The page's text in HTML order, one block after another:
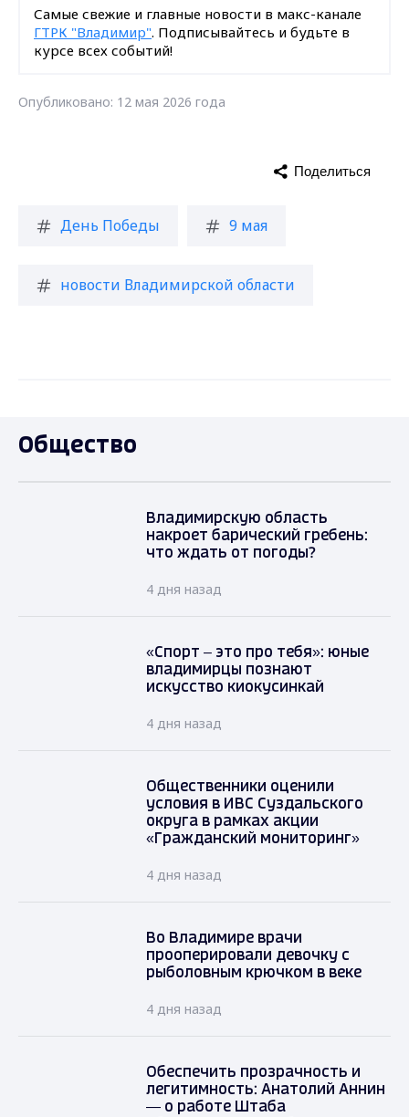
Самые свежие и главные новости в макс-канале
ГТРК "Владимир". Подписывайтесь и будьте в
курсе всех событий!
Опубликовано: 12 мая 2026 года
День Победы 9 мая
новости Владимирской области
Поделиться
Общество
Владимирскую область
накроет барический гребень:
что ждать от погоды?
4 дня назад
«Спорт – это про тебя»: юные
владимирцы познают
искусство киокусинкай
4 дня назад
Общественники оценили
условия в ИВС Суздальского
округа в рамках акции
«Гражданский мониторинг»
4 дня назад
Во Владимире врачи
прооперировали девочку с
рыболовным крючком в веке
4 дня назад
Обеспечить прозрачность и
легитимность: Анатолий Аннин
— о работе Штаба